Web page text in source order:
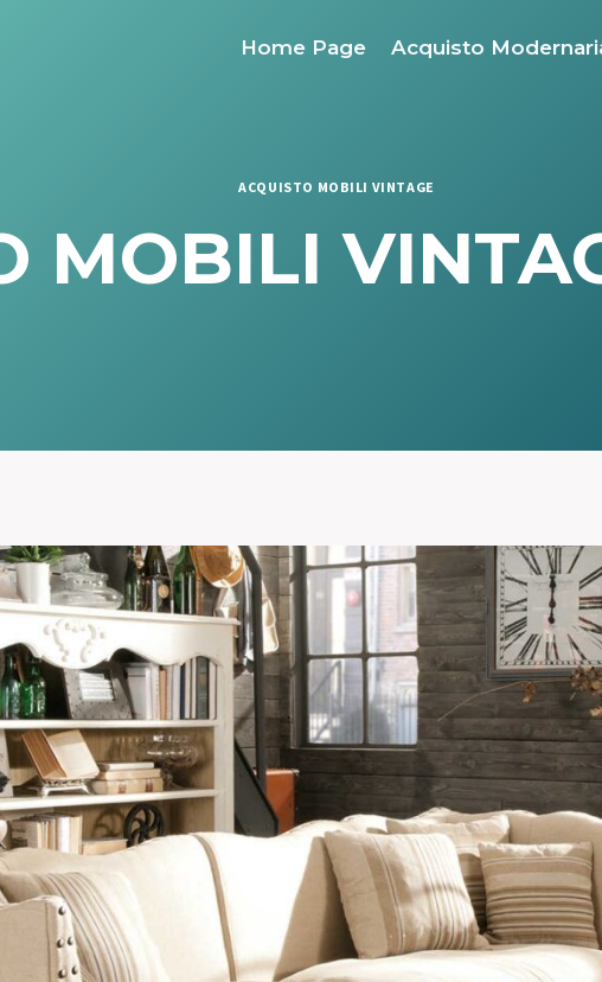
Home Page Acquisto
ACQUISTO MOBILI VINTAGE
MOBILI